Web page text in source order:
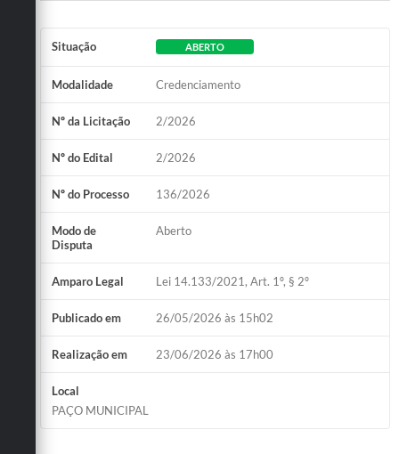
Situação ABERTO
Modalidade Credenciamento
Nº da Licitação 2/2026
Nº do Edital 2/2026
Nº do Processo 136/2026
Modo de
Disputa
Aberto
Amparo Legal Lei 14.133/2021, Art. 1º, § 2º
Publicado em 26/05/2026 às 15h02
Realização em 23/06/2026 às 17h00
Local
PAÇO MUNICIPAL